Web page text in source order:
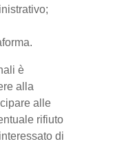
è
alla
alle
rifiuto
di